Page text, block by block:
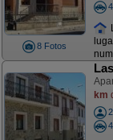
8 Fotos
km